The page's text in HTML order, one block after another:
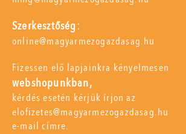
Szerkesztőség:
online@magyarmezogazdasag.hu
Fizessen elő lapjainkra kényelmesen
webshopunkban,
kérdés esetén kérjük írjon az
elofizetes@magyarmezogazdasag.hu
e-mail címre.